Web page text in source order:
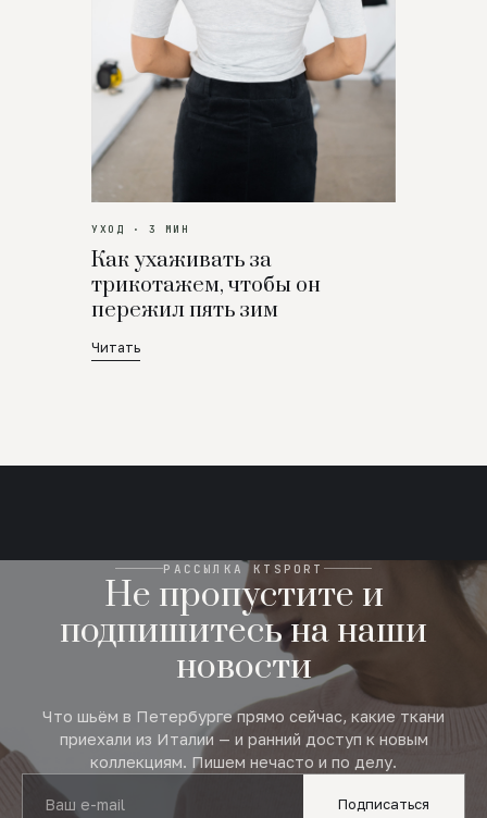
УХОД · 3 МИН
Как ухаживать за
трикотажем, чтобы он
пережил пять зим
Читать
РАССЫЛКА KTSPORT
Не пропустите и
подпишитесь на наши
новости
Что шьём в Петербурге прямо сейчас, какие ткани
приехали из Италии — и ранний доступ к новым
коллекциям. Пишем нечасто и по делу.
Подписаться